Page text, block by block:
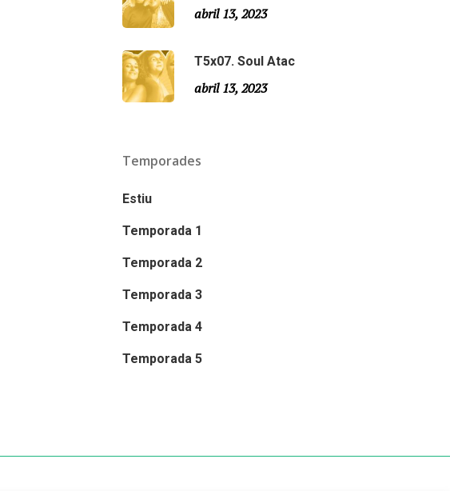
abril 13, 2023
T5x07. Soul Atac
abril 13, 2023
Temporades
Estiu
Temporada 1
Temporada 2
Temporada 3
Temporada 4
Temporada 5